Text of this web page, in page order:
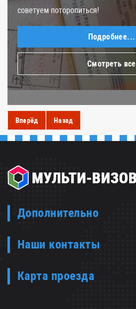
советуем поторопиться!
Подробнее...
Смотреть все
Вперёд Назад
Дополнительно
Наши контакты
Карта проезда